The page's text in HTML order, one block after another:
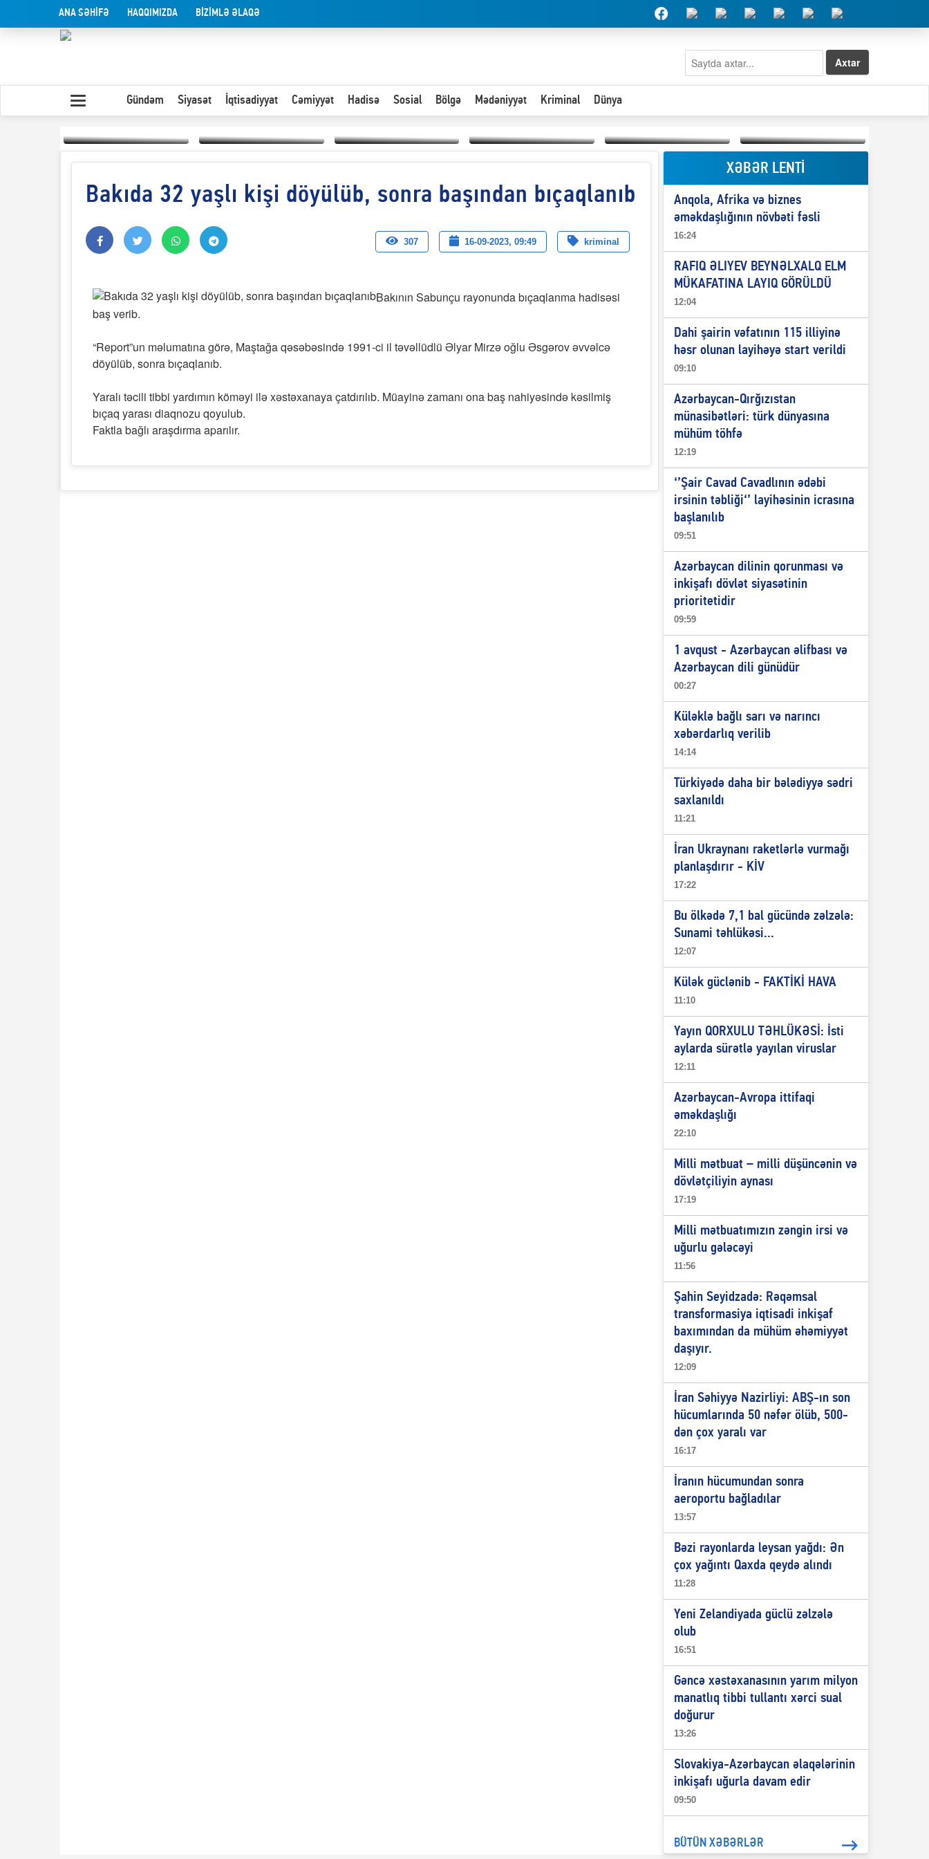
ANA SƏHİFƏ HAQQIMIZDA BİZİMLƏ ƏLAQƏ
Axtar
Gündəm Siyasət İqtisadiyyat Cəmiyyət Hadisə Sosial Bölgə Mədəniyyət Kriminal Dünya
Yaxın Şərqdəki
müharibənin qısa Olduğu kimi görünən
Paytaxta giriş vizası —
"Xoş gəldin, cibində
Hər an ən çətin savaşa
hazır olmalıyıq-
ZƏLİMXAN
“Qeyri-səlis məntiq və
dil-nitq” elmimizə
Elşad Abdullayevin
erməniləri
maliyyələşdirən oğlu
niyə Azərbaycana
ekstradisiya olunmur?
Bakıda 32 yaşlı kişi döyülüb, sonra başından bıçaqlanıb
307 16-09-2023, 09:49 kriminal
Bakının Sabunçu rayonunda bıçaqlanma hadisəsi
baş verib.
“Report”un məlumatına görə, Maştağa qəsəbəsində 1991-ci il təvəllüdlü Əlyar Mirzə oğlu Əsgərov əvvəlcə
döyülüb, sonra bıçaqlanıb.
Yaralı təcili tibbi yardımın köməyi ilə xəstəxanaya çatdırılıb. Müayinə zamanı ona baş nahiyəsində kəsilmiş
bıçaq yarası diaqnozu qoyulub.
Faktla bağlı araşdırma aparılır.
XƏBƏR LENTİ
Anqola, Afrika və biznes
əməkdaşlığının növbəti fəsli
16:24
RAFIQ ƏLIYEV BEYNƏLXALQ ELM
MÜKAFATINA LAYIQ GÖRÜLDÜ
12:04
Dahi şairin vəfatının 115 illiyinə
həsr olunan layihəyə start verildi
09:10
Azərbaycan-Qırğızıstan
münasibətləri: türk dünyasına
mühüm töhfə
12:19
‘’Şair Cavad Cavadlının ədəbi
irsinin təbliği‘’ layihəsinin icrasına
başlanılıb
09:51
Azərbaycan dilinin qorunması və
inkişafı dövlət siyasətinin
prioritetidir
09:59
1 avqust - Azərbaycan əlifbası və
Azərbaycan dili günüdür
00:27
Küləklə bağlı sarı və narıncı
xəbərdarlıq verilib
14:14
Türkiyədə daha bir bələdiyyə sədri
saxlanıldı
11:21
İran Ukraynanı raketlərlə vurmağı
planlaşdırır - KİV
17:22
Bu ölkədə 7,1 bal gücündə zəlzələ:
Sunami təhlükəsi...
12:07
Külək güclənib - FAKTİKİ HAVA
11:10
Yayın QORXULU TƏHLÜKƏSİ: İsti
aylarda sürətlə yayılan viruslar
12:11
Azərbaycan-Avropa ittifaqi
əməkdaşlığı
22:10
Milli mətbuat – milli düşüncənin və
dövlətçiliyin aynası
17:19
Milli mətbuatımızın zəngin irsi və
uğurlu gələcəyi
11:56
Şahin Seyidzadə: Rəqəmsal
transformasiya iqtisadi inkişaf
baxımından da mühüm əhəmiyyət
daşıyır.
12:09
İran Səhiyyə Nazirliyi: ABŞ-ın son
hücumlarında 50 nəfər ölüb, 500-
dən çox yaralı var
16:17
İranın hücumundan sonra
aeroportu bağladılar
13:57
Bəzi rayonlarda leysan yağdı: Ən
çox yağıntı Qaxda qeydə alındı
11:28
Yeni Zelandiyada güclü zəlzələ
olub
16:51
Gəncə xəstəxanasının yarım milyon
manatlıq tibbi tullantı xərci sual
doğurur
13:26
Slovakiya-Azərbaycan əlaqələrinin
inkişafı uğurla davam edir
09:50
BÜTÜN XƏBƏRLƏR